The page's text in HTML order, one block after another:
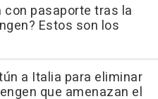
con pasaporte tras la
Estos son los
a Italia para eliminar
que amenazan el